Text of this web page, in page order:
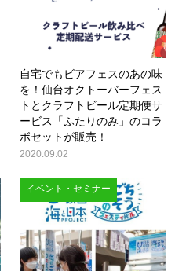
自宅でもビアフェスのあの味
を！仙台オクトーバーフェス
トとクラフトビール定期便サ
ービス「ふたりのみ」のコラ
ボセットが販売！
2020.09.02
イベント・セミナー